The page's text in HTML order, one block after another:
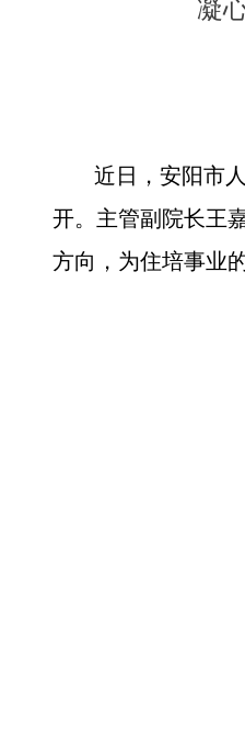
凝
近日
，安阳市
开。主管副院长王
方向，为住培事业